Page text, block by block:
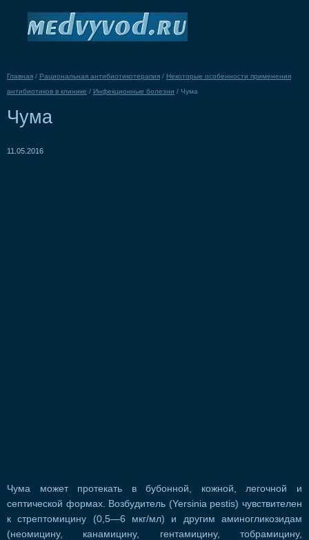
Главная / Рациональная антибиотикотерапия / Некоторые особенности применения
антибиотиков в клинике / Инфекционные болезни / Чума
Чума
11.05.2016
Чума может протекать в бубонной, кожной, легочной и
септической формах. Возбудитель (Yersinia pestis) чувствителен
к стрептомицину (0,5—6 мкг/мл) и другим аминогликозидам
(неомицину, канамицину, гентамицину, тобрамицину,